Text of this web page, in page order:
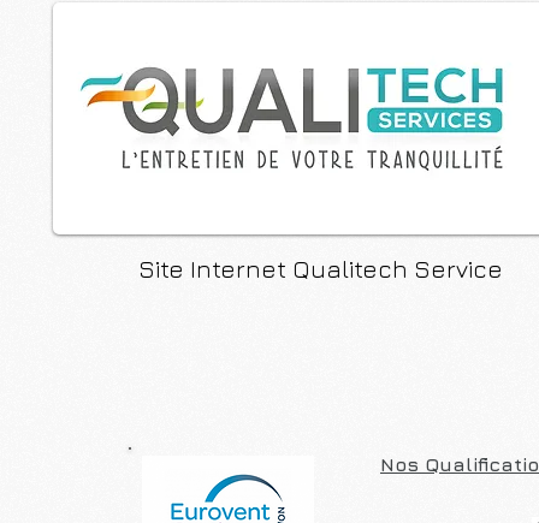
Site Internet Qualitech Service
Nos